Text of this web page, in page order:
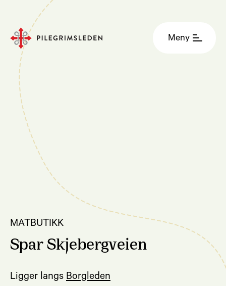
Meny
MATBUTIKK
Spar Skjebergveien
Ligger langs Borgleden